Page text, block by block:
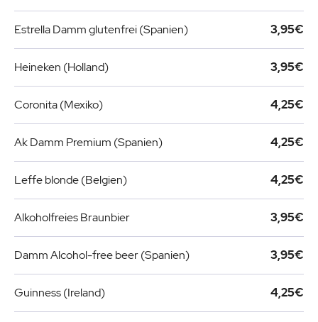
Estrella Damm glutenfrei (Spanien) 3,95€
Heineken (Holland) 3,95€
Coronita (Mexiko) 4,25€
Ak Damm Premium (Spanien) 4,25€
Leffe blonde (Belgien) 4,25€
Alkoholfreies Braunbier 3,95€
Damm Alcohol-free beer (Spanien) 3,95€
Guinness (Ireland) 4,25€